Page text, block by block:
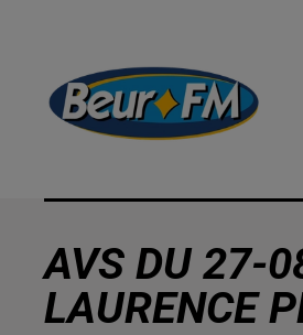
AVS DU 27-
LAURENCE